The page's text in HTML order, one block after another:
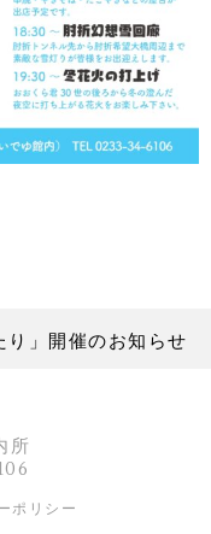
」開催のお知らせ
所
ポリシー